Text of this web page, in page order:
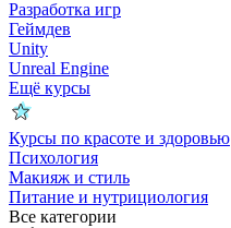
Разработка игр
Геймдев
Unity
Unreal Engine
Ещё курсы
Курсы по красоте и здоровью
Психология
Макияж и стиль
Питание и нутрициология
Все категории